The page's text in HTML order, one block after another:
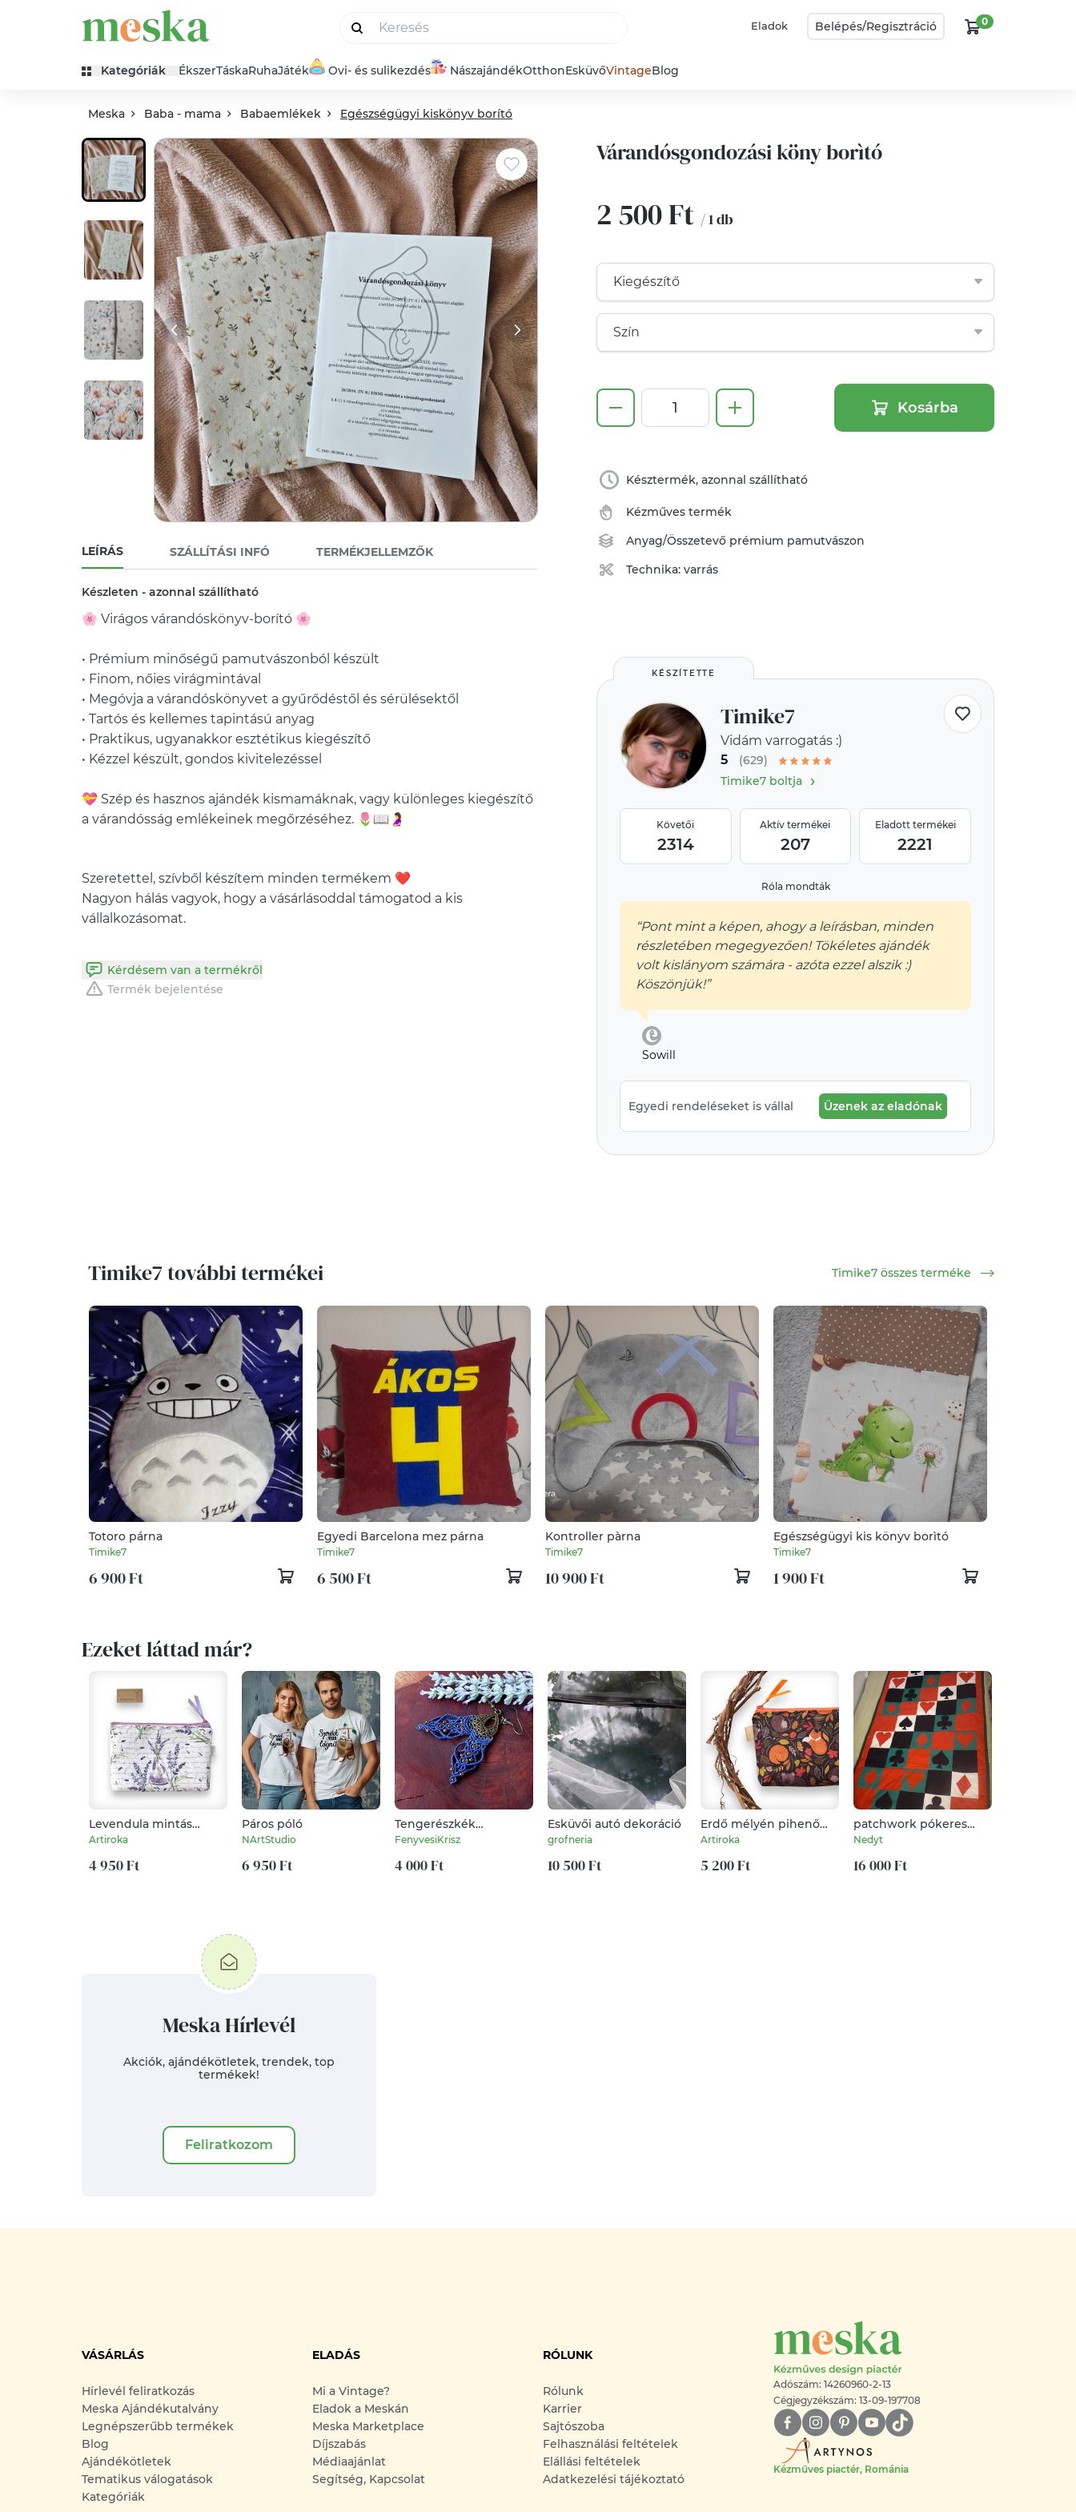
Eladok Belépés/Regisztráció 0
Kategóriák ÉkszerTáskaRuhaJáték Ovi- és sulikezdés NászajándékOtthonEsküvőVintageBlog
Meska Baba - mama Babaemlékek Egészségügyi kiskönyv borító
LEÍRÁS SZÁLLÍTÁSI INFÓ TERMÉKJELLEMZŐK
Készleten - azonnal szállítható
🌸 Virágos várandóskönyv-borító 🌸
• Prémium minőségű pamutvászonból készült
• Finom, nőies virágmintával
• Megóvja a várandóskönyvet a gyűrődéstől és sérülésektől
• Tartós és kellemes tapintású anyag
• Praktikus, ugyanakkor esztétikus kiegészítő
• Kézzel készült, gondos kivitelezéssel
💝 Szép és hasznos ajándék kismamáknak, vagy különleges kiegészítő
a várandósság emlékeinek megőrzéséhez. 🌷📖🤰
Szeretettel, szívből készítem minden termékem ❤️
Nagyon hálás vagyok, hogy a vásárlásoddal támogatod a kis
vállalkozásomat.
Kérdésem van a termékről
Termék bejelentése
Várandósgondozási köny borìtó
2 500 Ft / 1 db
Kosárba
Késztermék, azonnal szállítható
Kézműves termék
Anyag/Összetevő prémium pamutvászon
Technika:varrás
KÉSZÍTETTE
Timike7
Vidám varrogatás :)
5
(629)
Timike7 boltja
›
Követői
2314
Aktív termékei
207
Eladott termékei
2221
Róla mondták
“Pont mint a képen, ahogy a leírásban, minden
részletében megegyezően! Tökéletes ajándék
volt kislányom számára - azóta ezzel alszik :)
Köszönjük!”
Sowill
Egyedi rendeléseket is vállal Üzenek az eladónak
Timike7 további termékei Timike7 összes terméke
Totoro párna
Timike7
6 900 Ft
Egyedi Barcelona mez párna
Timike7
6 500 Ft
Kontroller pàrna
Timike7
10 900 Ft
Egészségügyi kis könyv borìtó
Timike7
1 900 Ft
Ezeket láttad már?
Levendula mintás
nagyméretű neszesszer
Artiroka
4 950 Ft
Páros póló
NArtStudio
6 950 Ft
Tengerészkék
makramé fülbevaló
FenyvesiKrisz
4 000 Ft
Esküvői autó dekoráció
grofneria
10 500 Ft
Erdő mélyén pihenő
róka, süni, mókus és
irattartó pénztárca
Artiroka
5 200 Ft
patchwork pókeres
ágytakaró -
LEÁRAZTAM!!
Nedyt
16 000 Ft
Meska Hírlevél
Akciók, ajándékötletek, trendek, top
termékek!
Feliratkozom
VÁSÁRLÁS
Hírlevél feliratkozás
Meska Ajándékutalvány
Legnépszerűbb termékek
Blog
Ajándékötletek
Tematikus válogatások
Kategóriák
ELADÁS
Mi a Vintage?
Eladok a Meskán
Meska Marketplace
Díjszabás
Médiaajánlat
Segítség, Kapcsolat
RÓLUNK
Rólunk
Karrier
Sajtószoba
Felhasználási feltételek
Elállási feltételek
Adatkezelési tájékoztató
Adószám: 14260960-2-13
Cégjegyzékszám: 13-09-197708
Kézműves piactér, Románia